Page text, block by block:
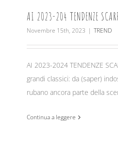
AI 2023-204 TENDENZE
Novembre 15th, 2023 | TREND
AI 2023-2024 TENDENZE
grandi classici: da (saper)
rubano ancora parte della
Continua a leggere